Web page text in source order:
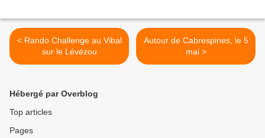
< Rando Challenge au Vibal
sur le Lévézou
Autour de Cabrespines, le 5
mai >
Hébergé par Overblog
Top articles
Pages